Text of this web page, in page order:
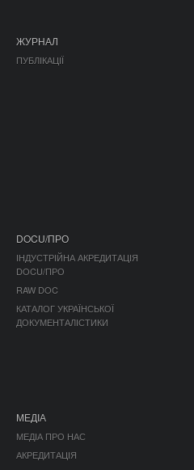
ЖУРНАЛ
ПУБЛІКАЦІЇ
DOCU/ПРО
ІНДУСТРІЙНА АКРЕДИТАЦІЯ
DOCU/ПРО
RAW DOC
КАТАЛОГ УКРАЇНСЬКОЇ
ДОКУМЕНТАЛІСТИКИ
МЕДІА
МЕДІА ПРО НАС
АКРЕДИТАЦІЯ